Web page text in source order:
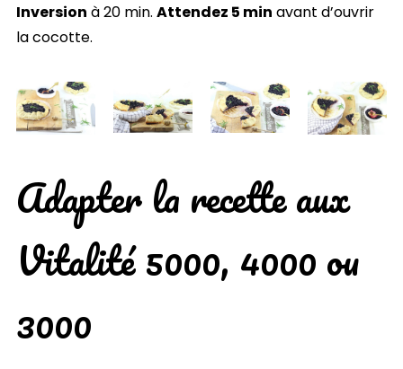
Inversion à 20 min. Attendez 5 min avant d’ouvrir
la cocotte.
Adapter la recette aux
Vitalité 5000, 4000 ou
3000